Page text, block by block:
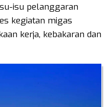
isu pelanggaran
kegiatan migas
kerja, kebakaran dan